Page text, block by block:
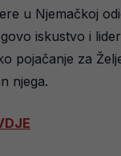
u Njemačkoj
iskustvo i
pojačanje za
njega.